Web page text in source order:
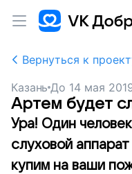
Вернуться к
Казань До 14 мая
Артем будет
Ура! Один
слуховой
купим на ваши